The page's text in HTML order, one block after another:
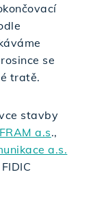
se
tratě.
stavby
a.s.,
a.s.